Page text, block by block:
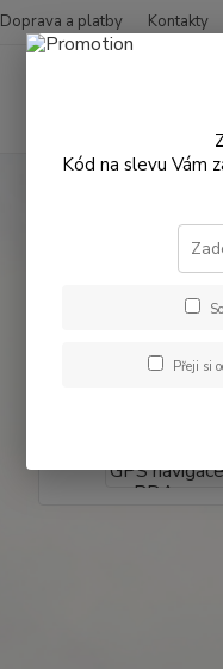
Doprava a platby Kontakty
ZAVAZADLA
SW
Kód na slevu Vám
Přeji si